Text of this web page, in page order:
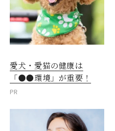
愛犬・愛猫の健康は
「●●環境」が重要！
PR